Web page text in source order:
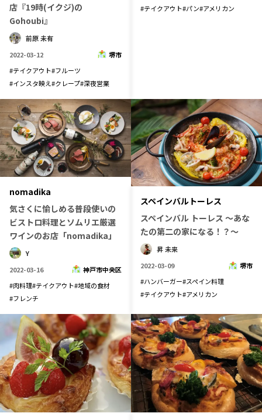
カテゴリから探す
プレスリリース
MILCプロジェクト
Localist
SDGsの先駆者
イベント
飲食店
地域豆知識
ニッポンの百選大全集
Sporkle
「人」から探す
記事ライター アンバサダー
お問い合わせ 会社概要
店『19時(イクジ)の
Gohoubi』
前原 未有
2022-03-12
堺市
#テイクアウト#フルーツ
#インスタ映え#クレープ#深夜営業
#テイクアウト#パン#アメリカン
nomadika
気さくに愉しめる普段使いの
ビストロ料理とソムリエ厳選
ワインのお店「nomadika」
Y
2022-03-16
神戸市中央区
#肉料理#テイクアウト#地域の食材
#フレンチ
スペインバルトーレス
スペインバル トーレス 〜あな
たの第二の家になる！？〜
昇 未来
2022-03-09
堺市
#ハンバーガー#スペイン料理
#テイクアウト#アメリカン